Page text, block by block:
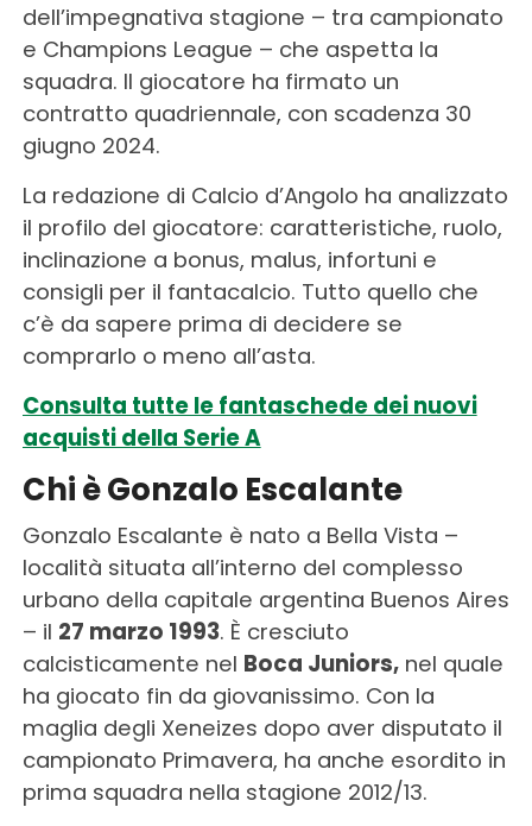
dell’impegnativa stagione – tra campionato
e Champions League – che aspetta la
squadra. Il giocatore ha firmato un
contratto quadriennale, con scadenza 30
giugno 2024.
La redazione di Calcio d’Angolo ha analizzato
il profilo del giocatore: caratteristiche, ruolo,
inclinazione a bonus, malus, infortuni e
consigli per il fantacalcio. Tutto quello che
c’è da sapere prima di decidere se
comprarlo o meno all’asta.
Consulta tutte le fantaschede dei nuovi
acquisti della Serie A
Chi è Gonzalo Escalante
Gonzalo Escalante è nato a Bella Vista –
località situata all’interno del complesso
urbano della capitale argentina Buenos Aires
– il 27 marzo 1993. È cresciuto
calcisticamente nel Boca Juniors,nel quale
ha giocato fin da giovanissimo. Con la
maglia degli Xeneizes dopo aver disputato il
campionato Primavera, ha anche esordito in
prima squadra nella stagione 2012/13.